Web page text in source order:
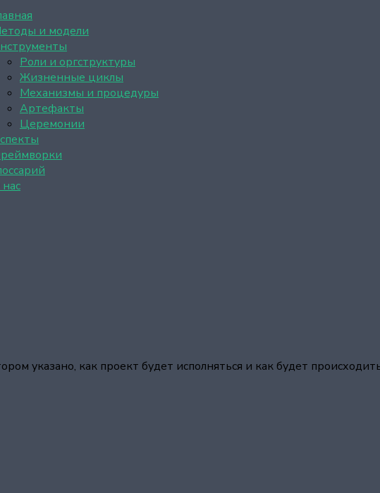
и модели
Роли и оргструктуры
Жизненные циклы
Механизмы и процедуры
Артефакты
Церемонии
указано, как проект будет исполняться и как будет